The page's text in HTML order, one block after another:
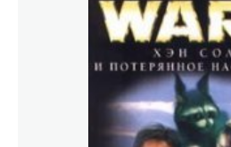
ВСЕЙ КНИГИ. ПРИСЫЛАЙТЕ НА
edit[@]aldebaran.ru